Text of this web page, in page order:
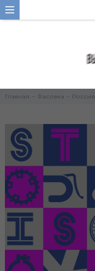
Главная Фасовка Россия